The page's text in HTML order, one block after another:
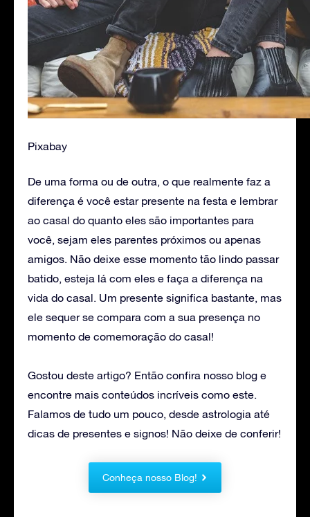
Pixabay
De uma forma ou de outra, o que realmente faz a
diferença é você estar presente na festa e lembrar
ao casal do quanto eles são importantes para
você, sejam eles parentes próximos ou apenas
amigos. Não deixe esse momento tão lindo passar
batido, esteja lá com eles e faça a diferença na
vida do casal. Um presente significa bastante, mas
ele sequer se compara com a sua presença no
momento de comemoração do casal!
Gostou deste artigo? Então confira nosso blog e
encontre mais conteúdos incríveis como este.
Falamos de tudo um pouco, desde astrologia até
dicas de presentes e signos! Não deixe de conferir!
Conheça nosso Blog!